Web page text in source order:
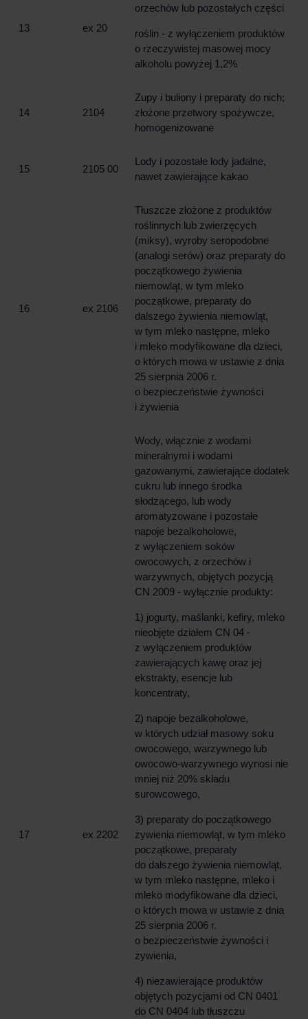
13 ex 20
orzechów lub pozostałych części
roślin - z wyłączeniem produktów
o rzeczywistej masowej mocy
alkoholu powyżej 1,2%
14 2104
Zupy i buliony i preparaty do nich;
złożone przetwory spożywcze,
homogenizowane
15 2105 00
Lody i pozostałe lody jadalne,
nawet zawierające kakao
16 ex 2106
Tłuszcze złożone z produktów
roślinnych lub zwierzęcych
(miksy), wyroby seropodobne
(analogi serów) oraz preparaty do
początkowego żywienia
niemowląt, w tym mleko
początkowe, preparaty do
dalszego żywienia niemowląt,
w tym mleko następne, mleko
i mleko modyfikowane dla dzieci,
o których mowa w ustawie z dnia
25 sierpnia 2006 r.
o bezpieczeństwie żywności
i żywienia
17 ex 2202
Wody, włącznie z wodami
mineralnymi i wodami
gazowanymi, zawierające dodatek
cukru lub innego środka
słodzącego, lub wody
aromatyzowane i pozostałe
napoje bezalkoholowe,
z wyłączeniem soków
owocowych, z orzechów i
warzywnych, objętych pozycją
CN 2009 - wyłącznie produkty:
1) jogurty, maślanki, kefiry, mleko
nieobjęte działem CN 04 -
z wyłączeniem produktów
zawierających kawę oraz jej
ekstrakty, esencje lub
koncentraty,
2) napoje bezalkoholowe,
w których udział masowy soku
owocowego, warzywnego lub
owocowo-warzywnego wynosi nie
mniej niż 20% składu
surowcowego,
3) preparaty do początkowego
żywienia niemowląt, w tym mleko
początkowe, preparaty
do dalszego żywienia niemowląt,
w tym mleko następne, mleko i
mleko modyfikowane dla dzieci,
o których mowa w ustawie z dnia
25 sierpnia 2006 r.
o bezpieczeństwie żywności i
żywienia,
4) niezawierające produktów
objętych pozycjami od CN 0401
do CN 0404 lub tłuszczu